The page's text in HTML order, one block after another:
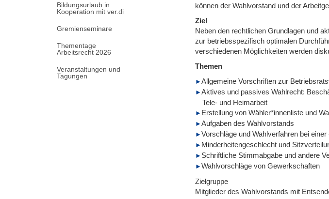
Bildungsurlaub in
Kooperation mit ver.di
Gremienseminare
Thementage
Arbeitsrecht 2026
Veranstaltungen und
Tagungen
können der Wahlvorstand und der
Ziel
Neben den rechtlichen Grundlagen und
zur betriebsspezifisch optimalen
verschiedenen Möglichkeiten werden
Themen
Allgemeine Vorschriften zur
Aktives und passives Wahlrecht:
Tele- und Heimarbeit
Erstellung von Wähler*innenliste und
Aufgaben des Wahlvorstands
Vorschläge und Wahlverfahren bei
Minderheitengeschlecht und
Schriftliche Stimmabgabe und andere
Wahlvorschläge von Gewerkschaften
Zielgruppe
Mitglieder des Wahlvorstands mit